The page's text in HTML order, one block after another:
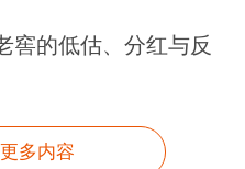
大权重股 寒武纪，
。前五大样本权重
窖的低估、分红与反
多内容